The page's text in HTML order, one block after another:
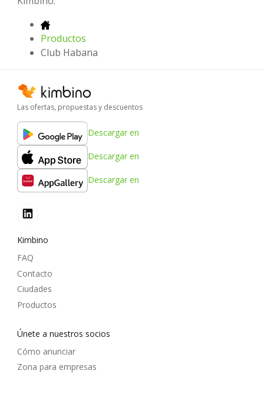
Productos
Club Habana
Las ofertas, propuestas y descuentos
Descargar en
Descargar en
Descargar en
Kimbino
FAQ
Contacto
Ciudades
Productos
Únete a nuestros socios
Cómo anunciar
Zona para empresas